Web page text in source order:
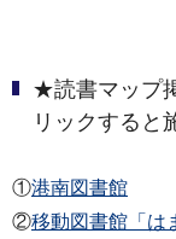
★読書マップ
リックすると
①港南図書館
②移動図書館「は